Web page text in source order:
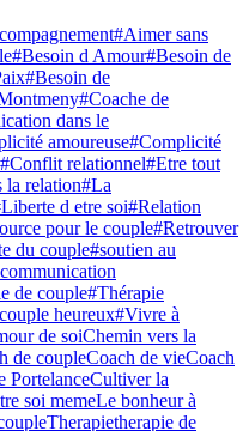
#Aimer sans
#Besoin d Amour#Besoin de
#Besoin de
#Coache de
dans le
amoureuse#Complicité
#Conflit relationnel#Etre tout
la relation#La
d etre soi#Relation
pour le couple#Retrouver
du couple#soutien au
de couple#Thérapie
heureux#Vivre à
de soiChemin vers la
de coupleCoach de vieCoach
PortelanceCultiver la
soi memeLe bonheur à
Therapietherapie de